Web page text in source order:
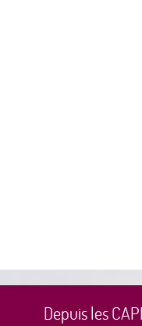
Depuis les